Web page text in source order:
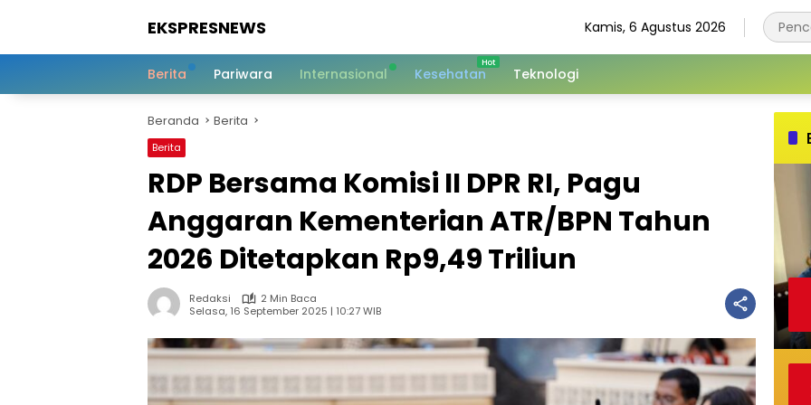
EKSPRESNEWS
Dalam
Kamis, 6 Agustus 2026
Berita Pariwara Internasional Kesehatan Teknologi
Beranda Berita
Berita
RDP Bersama Komisi II DPR RI, Pagu
Anggaran Kementerian ATR/BPN Tahun
2026 Ditetapkan Rp9,49 Triliun
Redaksi
2 Min Baca
Selasa, 16 September 2025 | 10:27 WIB